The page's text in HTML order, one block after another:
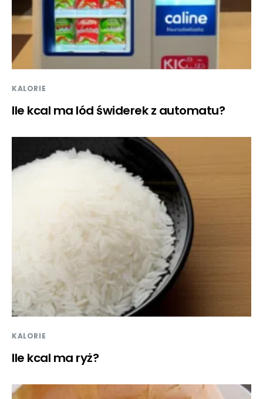
KALORIE
Ile kcal ma lód świderek z automatu?
KALORIE
Ile kcal ma ryż?